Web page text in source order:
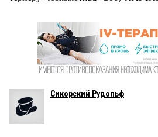
Сикорский Рудольф